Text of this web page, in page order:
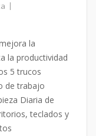
la
la productividad
5 trucos
de trabajo
Diaria de
teclados y